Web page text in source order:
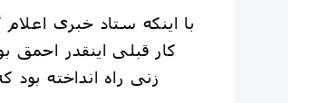
با اینکه ستاد خبری اعلام
کار قبلی اینقدر
زنی راه انداخته